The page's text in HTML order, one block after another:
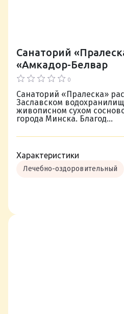
Санаторий
«Амкадор-Белвар
0
Санаторий «Пралеска»
Заславском
живописном сухом
города Минска. Благод...
Характеристики
Лечебно-оздоровительный